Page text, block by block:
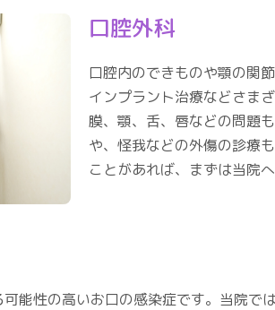
口腔外科
口腔内のできものや顎の関
インプラント治療などさま
膜、顎、舌、唇などの問題
や、怪我などの外傷の診療
ことがあれば、まずは当院
能性の高いお口の感染症です。当院で